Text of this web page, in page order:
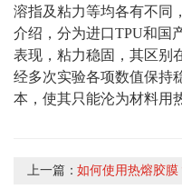
溶指及粘力等均各有不同
介绍，分为进口TPU和国
表现，粘力稳固，其区别
经多次实验各项数值保持
本，使其只能沦为材料用
上一篇：如何使用热熔胶膜